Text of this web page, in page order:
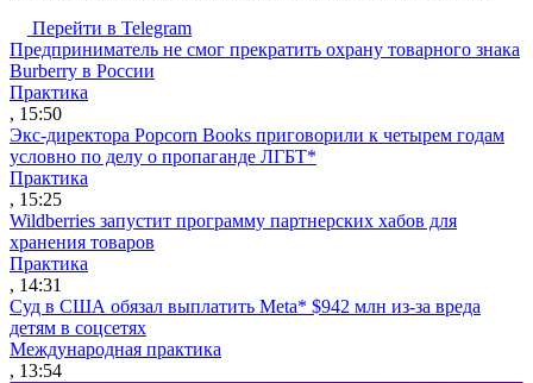
Перейти в Telegram
Предприниматель не смог прекратить охрану товарного знака
Burberry в России
Практика
, 15:50
Экс-директора Popcorn Books приговорили к четырем годам
условно по делу о пропаганде ЛГБТ*
Практика
, 15:25
Wildberries запустит программу партнерских хабов для
хранения товаров
Практика
, 14:31
Суд в США обязал выплатить Meta* $942 млн из-за вреда
детям в соцсетях
Международная практика
, 13:54